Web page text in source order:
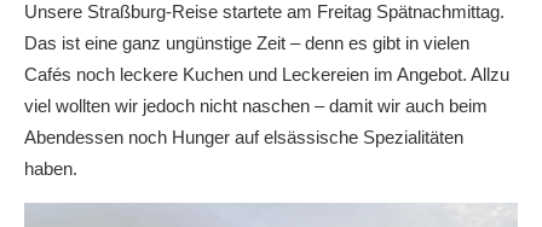
Unsere Straßburg-Reise startete am Freitag Spätnachmittag.
Das ist eine ganz ungünstige Zeit – denn es gibt in vielen
Cafés noch leckere Kuchen und Leckereien im Angebot. Allzu
viel wollten wir jedoch nicht naschen – damit wir auch beim
Abendessen noch Hunger auf elsässische Spezialitäten
haben.